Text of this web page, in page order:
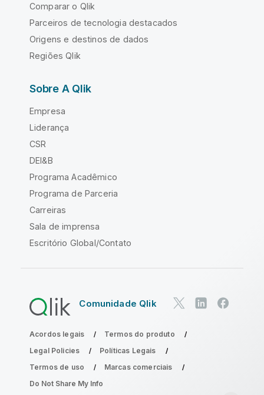
Comparar o Qlik
Parceiros de tecnologia destacados
Origens e destinos de dados
Regiões Qlik
Sobre A Qlik
Empresa
Liderança
CSR
DEI&B
Programa Acadêmico
Programa de Parceria
Carreiras
Sala de imprensa
Escritório Global/Contato
Comunidade Qlik
Acordos legais
Termos do produto
Legal Policies
Políticas Legais
Termos de uso
Marcas comerciais
Do Not Share My Info